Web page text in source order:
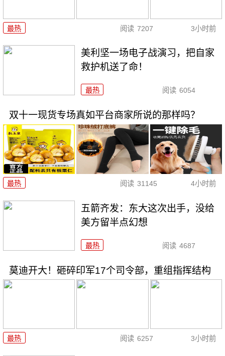
最热 阅读 7207 3小时前
美利坚一场电子战演习，把自家
救护机送了命！
最热 阅读 6054
双十一现货专场真如平台商家所说的那样吗？
最热 阅读 31145 4小时前
五箭齐发：东大这次出手，没给
美方留半点幻想
最热 阅读 4687
莫迪开大！砸碎印军17个司令部，重组指挥结构
最热 阅读 6257 3小时前